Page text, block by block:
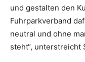
und gestalten den
Fuhrparkverband
neutral und ohne
steht“, unterstreicht